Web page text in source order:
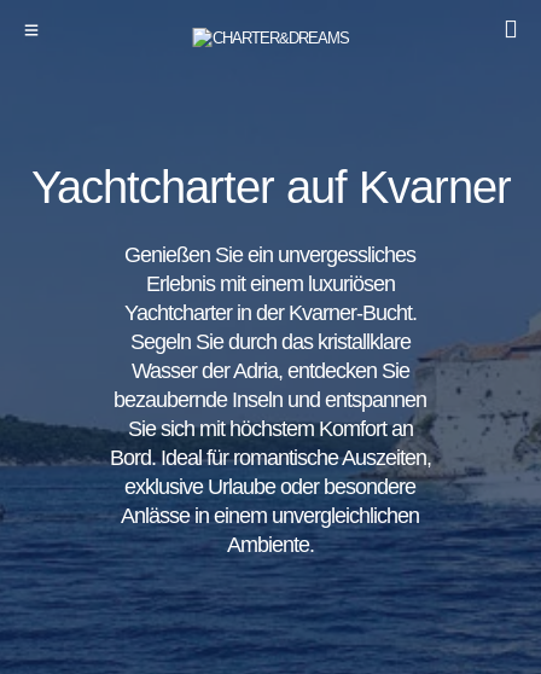
Yachtcharter auf Kvarner
Genießen Sie ein unvergessliches
Erlebnis mit einem luxuriösen
Yachtcharter in der Kvarner-Bucht.
Segeln Sie durch das kristallklare
Wasser der Adria, entdecken Sie
bezaubernde Inseln und entspannen
Sie sich mit höchstem Komfort an
Bord. Ideal für romantische Auszeiten,
exklusive Urlaube oder besondere
Anlässe in einem unvergleichlichen
Ambiente.